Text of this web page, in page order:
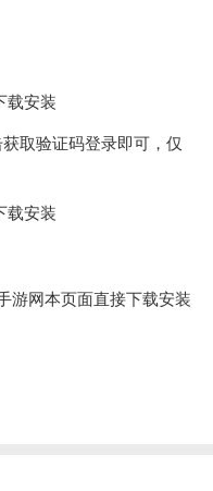
取验证码登录即可，仅
游网本页面直接下载安装